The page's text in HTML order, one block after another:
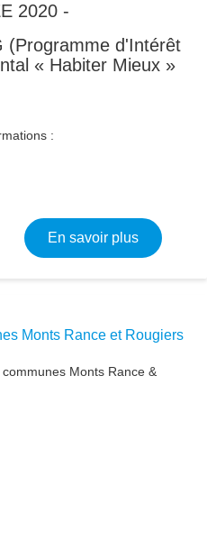
2020 -
(Programme d'Intérêt
« Habiter Mieux »
:
En savoir plussur Aides
Monts Rance et Rougiers
Monts Rance &